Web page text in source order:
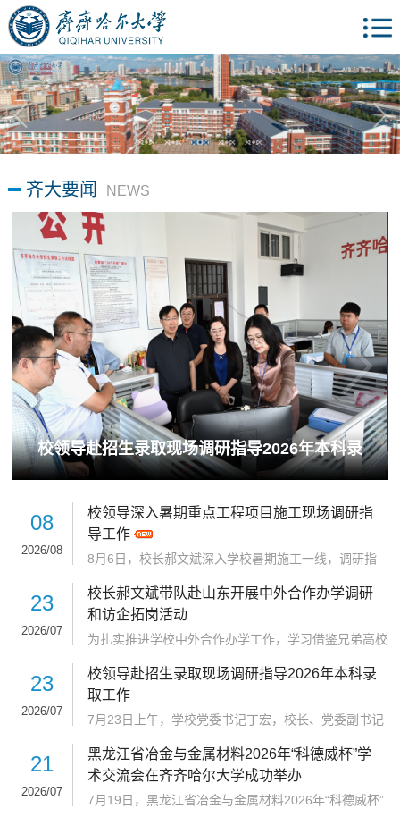
齐大要闻 NEWS
年本科录 教育部2026年第二期“宏志助航计划
班在齐齐哈尔大学顺利举办
08
2026/08
校领导深入暑期重点工程项目施工现场调研指
导工作
8月6日，校长郝文斌深入学校暑期施工一线，调研指
再推进。副校长杜海军，学校办公室、审计处、保卫
处、后勤管理处负责人陪同调研。郝文斌一行先后深入
学生公寓、教学楼、游泳馆、体育场、体育馆等重点区
域施工现场，仔细查看地面铺装、外墙保温、塑窗更换
等改造工程细节，重点检查各项目消防管理、施工进
度、工程质量等落实情况。郝文斌对假期一直坚守一线
的教职工表示关心和...
23
2026/07
校长郝文斌带队赴山东开展中外合作办学调研
和访企拓岗活动
为扎实推进学校中外合作办学工作，学习借鉴兄弟高校
20日至21日，校长、党委副书记郝文斌带队赴山东省
开展调研走访活动。副校长、党委常委徐广洲，国际交
流合作处（国际教育学院）、财务处、实验室建设与设
备管理中心、美术与艺术设计学院等单位负责人陪同参
加活动。7月20日下午，郝文斌一行到访山东工艺美术
学院，开展中外合作办学建设专题调研座谈。山东工艺
美术学院院长、党...
23
2026/07
校领导赴招生录取现场调研指导2026年本科录
取工作
7月23日上午，学校党委书记丁宏，校长、党委副书记
工作现场，实地调研2026年度招生录取各项工作开展
情况，并慰问一线录取工作人员。期间，校领导详细询
问本年度招生总体计划、各专业布局、考生咨询处置流
程、录取实施细则以及当前录取推进进度，重点询问学
21
2026/07
黑龙江省冶金与金属材料2026年“科德威杯”学
术交流会在齐齐哈尔大学成功举办
7月19日，黑龙江省冶金与金属材料2026年“科德威杯”